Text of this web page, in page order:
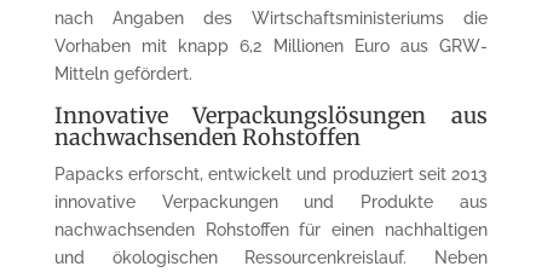
nach Angaben des Wirtschaftsministeriums die
Vorhaben mit knapp 6,2 Millionen Euro aus GRW-
Mitteln gefördert.
Innovative Verpackungslösungen aus
nachwachsenden Rohstoffen
Papacks erforscht, entwickelt und produziert seit 2013
innovative Verpackungen und Produkte aus
nachwachsenden Rohstoffen für einen nachhaltigen
und ökologischen Ressourcenkreislauf. Neben